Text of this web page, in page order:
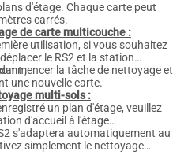
d'étage. Chaque carte peut
carrés.
de carte multicouche :
utilisation, si vous souhaitez
le RS2 et la station
;
la tâche de nettoyage et
une nouvelle carte.
multi-sols :
un plan d'étage, veuillez
d'accueil à l'étage
s'adaptera automatiquement au
simplement le nettoyage